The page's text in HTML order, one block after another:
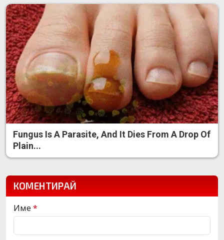
Fungus Is A Parasite, And It Dies From A Drop Of
Plain...
КОМЕНТИРАЙ
Име*